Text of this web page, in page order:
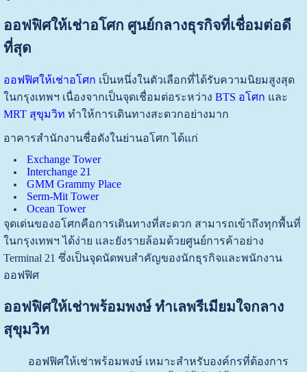
ออฟฟิศให้เช่าอโศก ศูนย์กลางธุรกิจที่เชื่อมต่อดี
ที่สุด
ออฟฟิศให้เช่าอโศก เป็นหนึ่งในตัวเลือกที่ได้รับความนิยมสูงสุด
ในกรุงเทพฯ เนื่องจากเป็นจุดเชื่อมต่อระหว่าง BTS อโศก และ
MRT สุขุมวิท ทำให้การเดินทางสะดวกอย่างมาก
อาคารสำนักงานชื่อดังในย่านอโศก ได้แก่
Exchange Tower
Interchange 21
GMM Grammy Place
Serm-Mit Tower
Ocean Tower
จุดเด่นของอโศกคือการเดินทางที่สะดวก สามารถเข้าถึงทุกพื้นที่
ในกรุงเทพฯ ได้ง่าย และยังรายล้อมด้วยศูนย์การค้าอย่าง
Terminal 21 ซึ่งเป็นจุดนัดพบสำคัญของนักธุรกิจและพนักงาน
ออฟฟิศ
ออฟฟิศให้เช่าพร้อมพงษ์ ทำเลพรีเมียมใจกลาง
สุขุมวิท
ออฟฟิศให้เช่าพร้อมพงษ์ เหมาะสำหรับองค์กรที่ต้องการ